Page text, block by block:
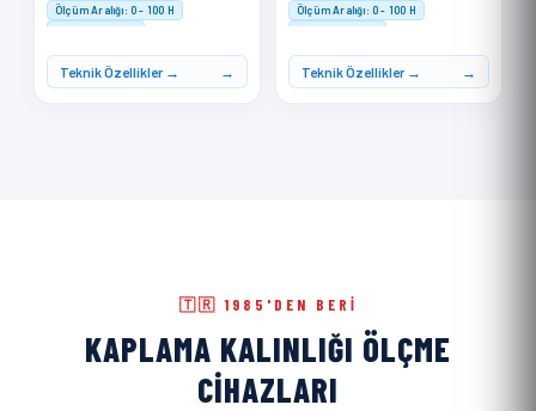
Ölçüm Aralığı: 0 - 100 H
Doğruluk: ≤ ±1 H
Teknik Özellikler →
Ölçüm Aralığı: 0 - 100 H
Doğruluk: ≤ ±1 H
Teknik Özellikler →
🇹🇷 1985'DEN BERI
KAPLAMA KALINLIĞI ÖLÇME
CIHAZLARI